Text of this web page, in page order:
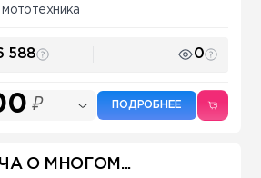
588 0
₽ ПОДРОБНЕЕ
О МНОГОМ...